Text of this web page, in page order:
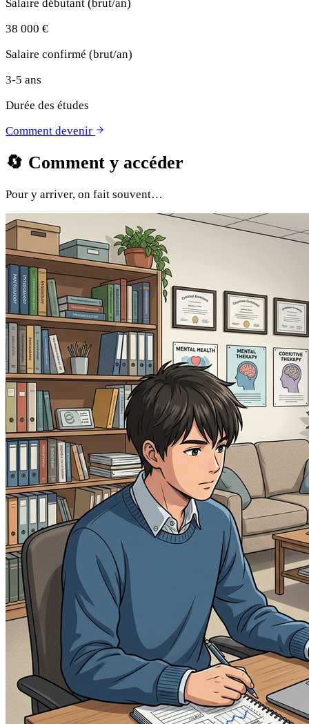
Salaire débutant (brut/an)
38 000 €
Salaire confirmé (brut/an)
3-5 ans
Durée des études
Comment devenir
🔄 Comment y accéder
Pour y arriver, on fait souvent…